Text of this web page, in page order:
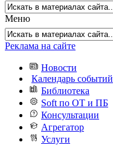
Меню
Реклама на сайте
Новости
Календарь событий
Библиотека
Soft по ОТ и ПБ
Консультации
Агрегатор
Услуги